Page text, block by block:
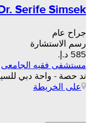
Dr. Serife Simsek
جراح عام
رسم الاستشارة
مستشفى فقيه الجامعى
ند حصة - واحة دبي
على الخريطة